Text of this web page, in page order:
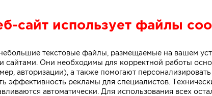
специалисты бюро One Design Office и
сайт использует файлы
текстовые файлы, размещаемые на вашем
сайтами. Они необходимы для корректной работы
авторизации), а также помогают персонализировать
эффективность рекламы для специалистов.
автоматически. Для использования всех